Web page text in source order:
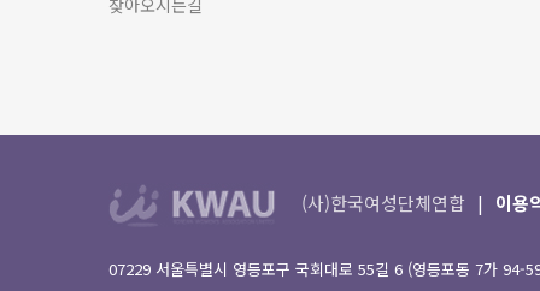
찾아오시는길
(사)한국여성단체연합 이용
07229 서울특별시 영등포구 국회대로 55길 6 (영등포동 7가 94-